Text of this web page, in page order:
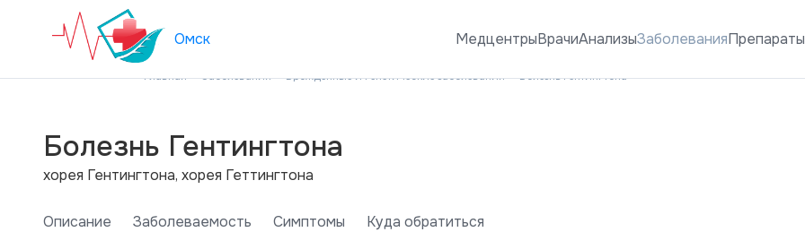
Омск МедцентрыВрачиАнализыЗаболеванияПрепараты
Главная Заболевания Врожденные и генетические заболевания Болезнь Гентингтона
Болезнь Гентингтона
хорея Гентингтона, хорея Геттингтона
Описание Заболеваемость Симптомы Куда обратиться